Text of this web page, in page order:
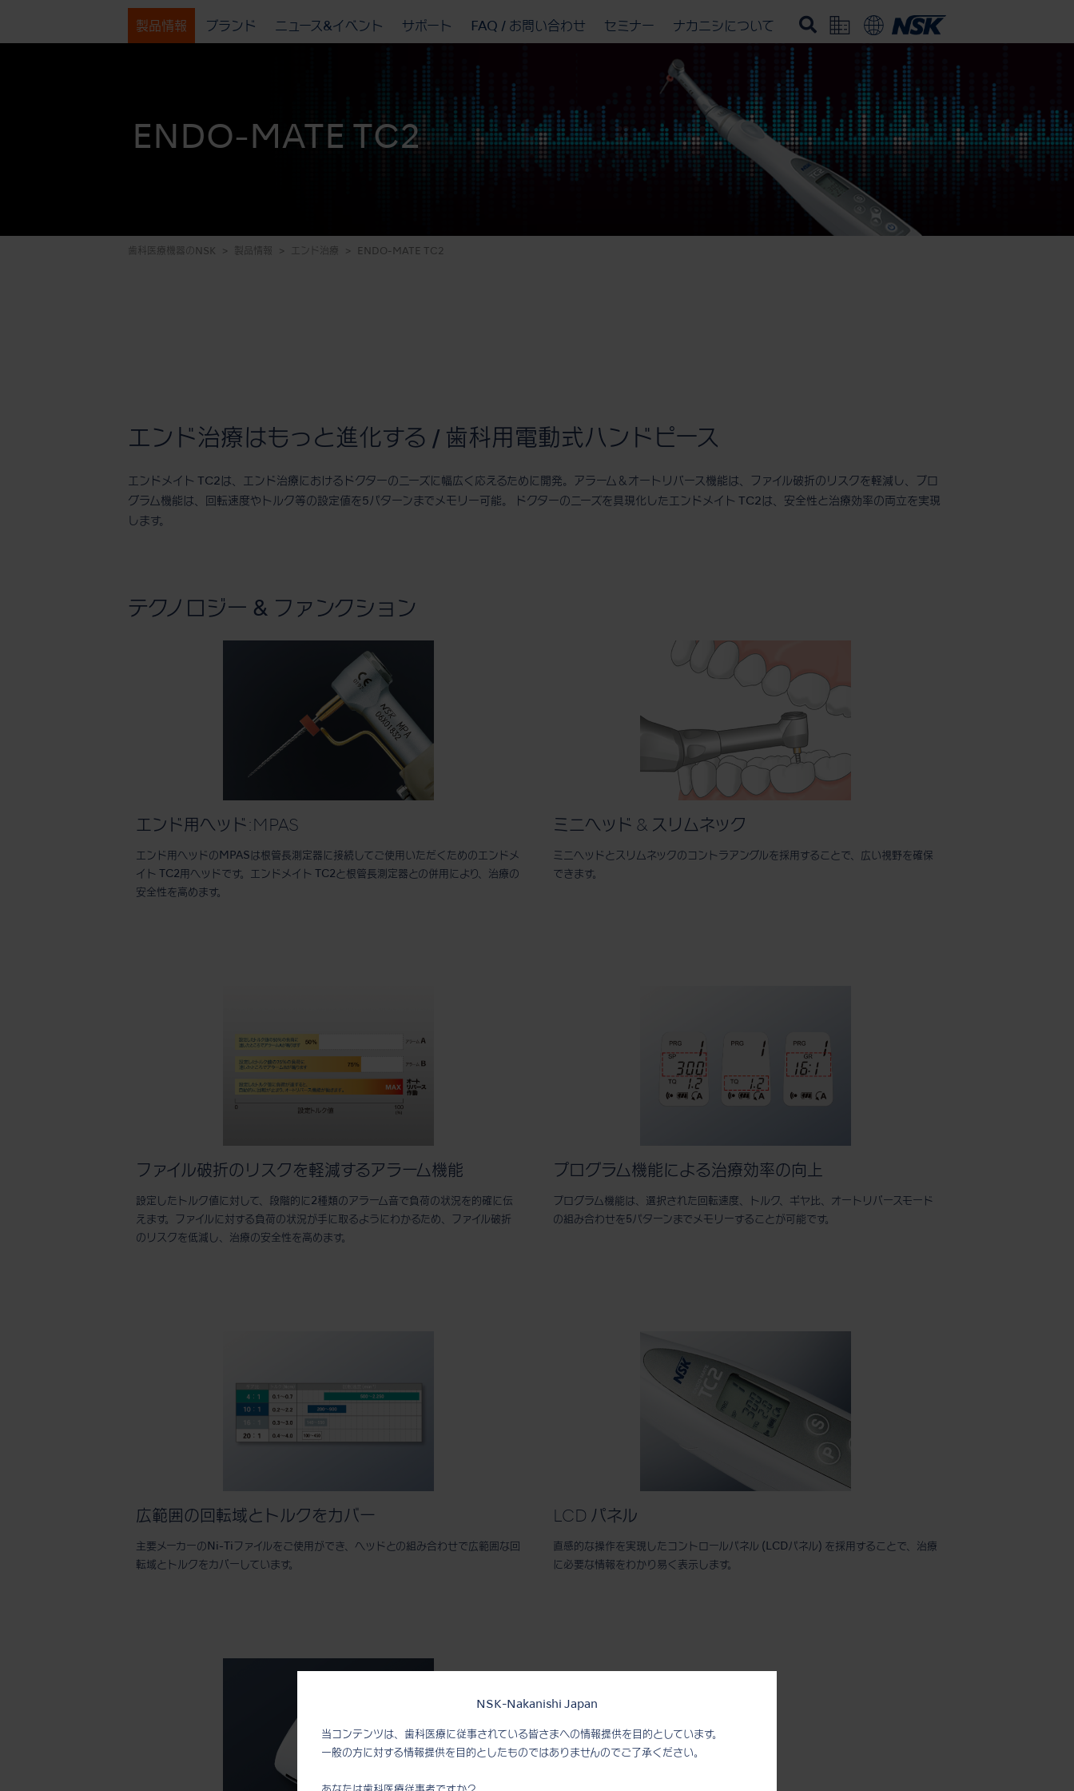
NSK-Nakanishi Japan
当コンテンツは、歯科医療に従事されている皆さまへの情報提供を目的としています。
一般の方に対する情報提供を目的としたものではありませんのでご了承ください。
製品情報 ブランド ニュース&イベント サポート FAQ / お問い合わせ セミナー ナカニシについて
ENDO-MATE TC2
歯科医療機器のNSK 製品情報 エンド治療 ENDO-MATE TC2
エンド治療はもっと進化する / 歯科用電動式ハンドピース
エンドメイト TC2は、エンド治療におけるドクターのニーズに幅広く応えるために開発。アラーム＆オートリバース機能は、ファイル破折のリスクを軽減し、プロ
グラム機能は、回転速度やトルク等の設定値を5パターンまでメモリー可能。 ドクターのニーズを具現化したエンドメイト TC2は、安全性と治療効率の両立を実現
します。
テクノロジー & ファンクション
エンド用ヘッド:MPAS
エンド用ヘッドのMPASは根管長測定器に接続してご使用いただくためのエンドメ
イト TC2用ヘッドです。エンドメイト TC2と根管長測定器との併用により、治療の
安全性を高めます。
ミニヘッド & スリムネック
ミニヘッドとスリムネックのコントラアングルを採用することで、広い視野を確保
できます。
ファイル破折のリスクを軽減するアラーム機能
設定したトルク値に対して、段階的に2種類のアラーム音で負荷の状況を的確に伝
えます。ファイルに対する負荷の状況が手に取るようにわかるため、ファイル破折
のリスクを低減し、治療の安全性を高めます。
プログラム機能による治療効率の向上
プログラム機能は、選択された回転速度、トルク、ギヤ比、オートリバースモード
の組み合わせを5パターンまでメモリーすることが可能です。
広範囲の回転域とトルクをカバー
主要メーカーのNi-Tiファイルをご使用ができ、ヘッドとの組み合わせで広範囲な回
転域とトルクをカバーしています。
LCD パネル
直感的な操作を実現したコントロールパネル (LCDパネル) を採用することで、治療
に必要な情報をわかり易く表示します。